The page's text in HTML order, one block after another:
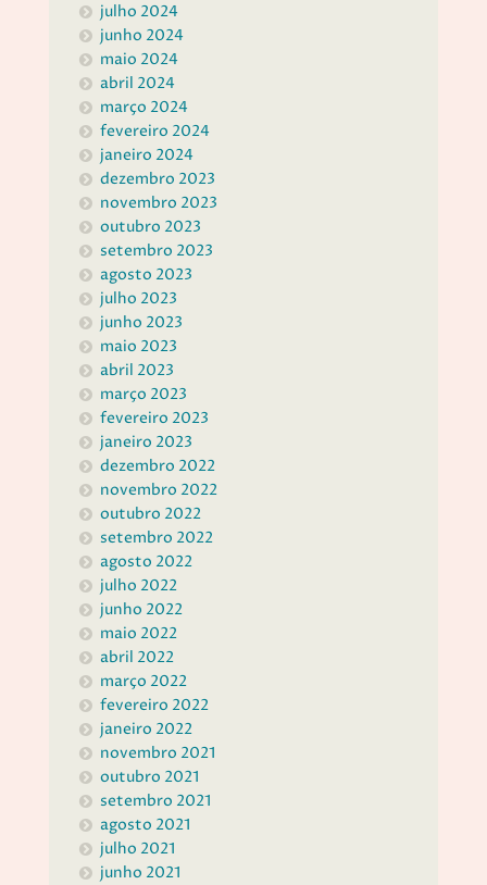
julho 2024
junho 2024
maio 2024
abril 2024
março 2024
fevereiro 2024
janeiro 2024
dezembro 2023
novembro 2023
outubro 2023
setembro 2023
agosto 2023
julho 2023
junho 2023
maio 2023
abril 2023
março 2023
fevereiro 2023
janeiro 2023
dezembro 2022
novembro 2022
outubro 2022
setembro 2022
agosto 2022
julho 2022
junho 2022
maio 2022
abril 2022
março 2022
fevereiro 2022
janeiro 2022
novembro 2021
outubro 2021
setembro 2021
agosto 2021
julho 2021
junho 2021